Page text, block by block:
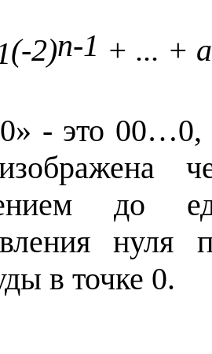
(-2)n-1 + ... + a
- это
до
нуля
в точке 0.